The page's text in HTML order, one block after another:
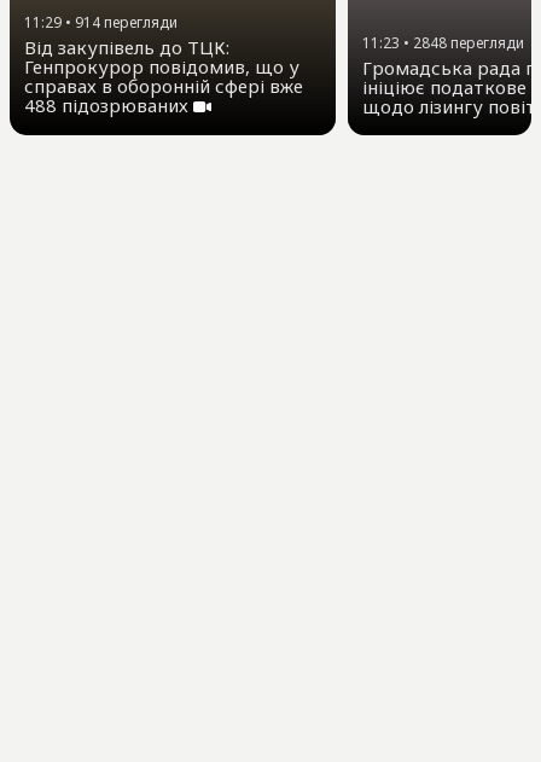
11:29 • 914перегляди
Від закупівель до ТЦК:
Генпрокурор повідомив, що у
справах в оборонній сфері вже
488 підозрюваних
11:23 • 2848перегляди
Громадська рада
ініціює податкове
щодо лізингу